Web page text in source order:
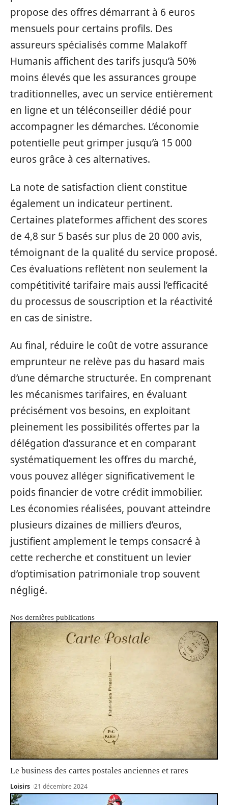
propose des offres démarrant à 6 euros
mensuels pour certains profils. Des
assureurs spécialisés comme Malakoff
Humanis affichent des tarifs jusqu’à 50%
moins élevés que les assurances groupe
traditionnelles, avec un service entièrement
en ligne et un téléconseiller dédié pour
accompagner les démarches. L’économie
potentielle peut grimper jusqu’à 15 000
euros grâce à ces alternatives.
La note de satisfaction client constitue
également un indicateur pertinent.
Certaines plateformes affichent des scores
de 4,8 sur 5 basés sur plus de 20 000 avis,
témoignant de la qualité du service proposé.
Ces évaluations reflètent non seulement la
compétitivité tarifaire mais aussi l’efficacité
du processus de souscription et la réactivité
en cas de sinistre.
Au final, réduire le coût de votre assurance
emprunteur ne relève pas du hasard mais
d’une démarche structurée. En comprenant
les mécanismes tarifaires, en évaluant
précisément vos besoins, en exploitant
pleinement les possibilités offertes par la
délégation d’assurance et en comparant
systématiquement les offres du marché,
vous pouvez alléger significativement le
poids financier de votre crédit immobilier.
Les économies réalisées, pouvant atteindre
plusieurs dizaines de milliers d’euros,
justifient amplement le temps consacré à
cette recherche et constituent un levier
d’optimisation patrimoniale trop souvent
négligé.
Nos dernières publications
Le business des cartes postales anciennes et rares
Loisirs 21 décembre 2024